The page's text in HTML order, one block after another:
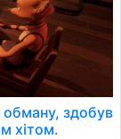
здобув
хітом.